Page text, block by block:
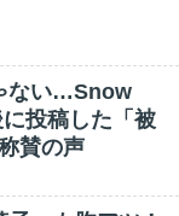
ない…Snow
投稿した「被
賛の声